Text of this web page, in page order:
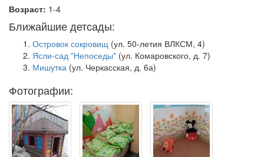
Возраст: 1-4
Ближайшие детсады:
Островок сокровищ (ул. 50-летия ВЛКСМ, 4)
Ясли-сад "Непоседы" (ул. Комаровского, д. 7)
Мишутка (ул. Черкасская, д. 6а)
Фотографии: